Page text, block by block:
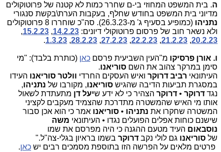
ה. בית המשפט המחוזי בי-ם שחרר כמות לא קטנה של פרוטוקולים
מדיוני בית המשפט בחודש שחלף, בעקבות הערת\בקשת סנגורי
נתניהו
(כמופיע בסעיף ג' מ-26.3.23). סה"כ שוחררו 8 פרוטוקולים
ולא נשאר חוב של פרסום פרוטוקולי דיונים: 14.2.23
,
15.2.23
,
20.2.23
,
21.2.23
,
22.2.23
,
27.2.23
,
28.2.23
,
1.3.23
.
ו. אורן פרסיקו מ"העין השביעית פרסם כאן (כותרת בלבד): "מי
סימן במרקר צהוב את השם סוריאנו.
העיתונאי רביב דרוקר ואיש העסקים החרדי וולטר סוריאנו העידו
במסגרת תביעות הדיבה שהגיש סוריאנו, מקורבו של נתניהו,
נגד דרוקר • דרוקר הצהיר כי לא ידע שיעל דן מתעתדת לשאול
אותו מי האיש שהמשטרה מתדרכת שהצמיד מעקבים לקציני
המשטרה שחקרו את נתניהו • סוריאנו אמר כי הוא אכן סבור
שישנם כוחות אפלים הפועלים נגדו • העיתונאי משה
נוסבאום העיד מטעם ההגנה כי היה מפרסם את שמו
של סוריאנו גם לולי נקב דרוקר בשמו בראיון בגלי-צה"ל."
פרטים מלאים על הפרשה הזו בתוספת מסמכים רבים יש כאן.